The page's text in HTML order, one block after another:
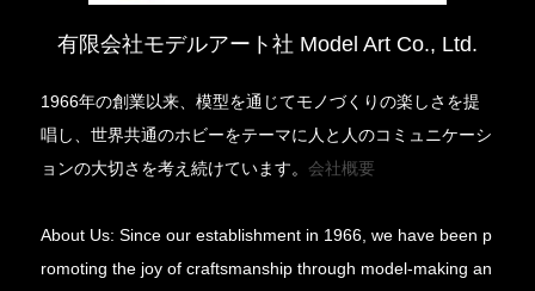
有限会社モデルアート社 Model Art Co., Ltd.
1966年の創業以来、模型を通じてモノづくりの楽しさを提
唱し、世界共通のホビーをテーマに人と人のコミュニケーシ
ョンの大切さを考え続けています。会社概要
About Us: Since our establishment in 1966, we have been p
romoting the joy of craftsmanship through model-making an